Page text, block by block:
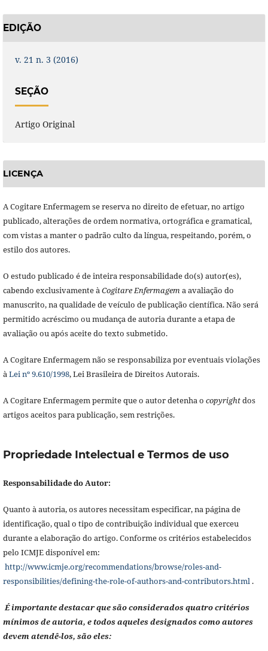
EDIÇÃO
v. 21 n. 3 (2016)
SEÇÃO
Artigo Original
LICENÇA
A Cogitare Enfermagem se reserva no direito de efetuar, no artigo
publicado, alterações de ordem normativa, ortográfica e gramatical,
com vistas a manter o padrão culto da língua, respeitando, porém, o
estilo dos autores.
O estudo publicado é de inteira responsabilidade do(s) autor(es),
cabendo exclusivamente àCogitare Enfermagema avaliação do
manuscrito, na qualidade de veículo de publicação científica. Não será
permitido acréscimo ou mudança de autoria durante a etapa de
avaliação ou após aceite do texto submetido.
A Cogitare Enfermagem não se responsabiliza por eventuais violações
àLei nº 9.610/1998, Lei Brasileira de Direitos Autorais.
A Cogitare Enfermagem permite que o autor detenha o copyrightdos
artigos aceitos para publicação, sem restrições.
Propriedade Intelectual e Termos de uso
Responsabilidade do Autor:
Quanto à autoria, os autores necessitam especificar, na página de
identificação, qual o tipo de contribuição individual que exerceu
durante a elaboração do artigo. Conforme os critérios estabelecidos
pelo ICMJE disponível em:
http://www.icmje.org/recommendations/browse/roles-and-
responsibilities/defining-the-role-of-authors-and-contributors.html.
É importante destacar que são considerados quatro critérios
mínimos de autoria, e todos aqueles designados como autores
devem atendê-los, são eles: